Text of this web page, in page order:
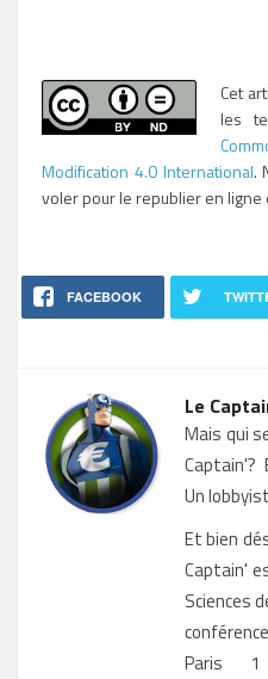
Cet
les
Modification 4.0 International.
voler pour le republier en ligne
FACEBOOK
Le
Mais qui
Captain'?
Un
Et bien
Captain'
Sciences
Paris 1